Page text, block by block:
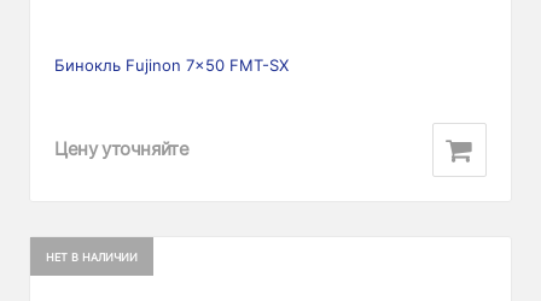
Бинокль Fujinon 7x50 FMT-SX
Цену уточняйте
НЕТ В НАЛИЧИИ